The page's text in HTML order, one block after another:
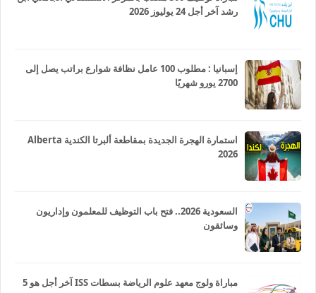
رشد آخر أجل 24 يوليوز 2026
إسبانيا : مطلوب 100 عامل نظافة شوارع براتب يصل إلى
2700 يورو شهريًا
استمارة الهجرة الجديدة بمقاطعة ألبرتا الكندية Alberta
2026
السعودية 2026.. فتح باب التوظيف للمعلمون وإداريون
وسائقون
مباراة ولوج معهد علوم الرياضة بسطات ISS آخر أجل هو 5